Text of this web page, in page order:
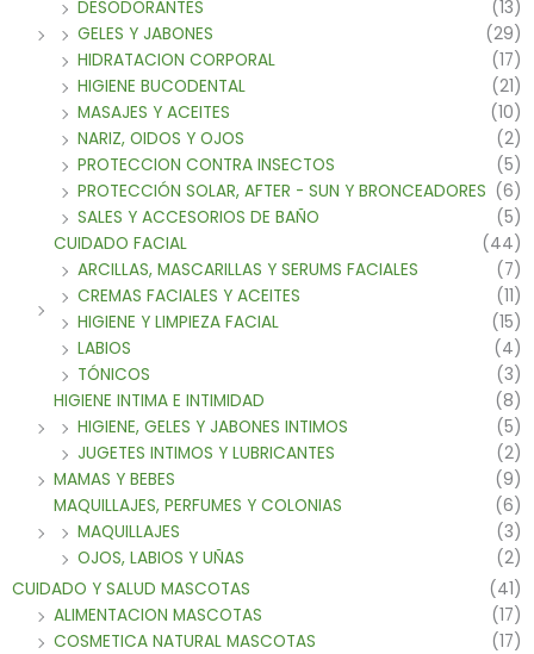
DESODORANTES
(13)
GELES Y JABONES
(29)
HIDRATACION CORPORAL
(17)
HIGIENE BUCODENTAL
(21)
MASAJES Y ACEITES
(10)
NARIZ, OIDOS Y OJOS
(2)
PROTECCION CONTRA INSECTOS
(5)
PROTECCIÓN SOLAR, AFTER - SUN Y BRONCEADORES (6)
SALES Y ACCESORIOS DE BAÑO
(5)
CUIDADO FACIAL
(44)
ARCILLAS, MASCARILLAS Y SERUMS FACIALES
(7)
CREMAS FACIALES Y ACEITES
(11)
HIGIENE Y LIMPIEZA FACIAL
(15)
LABIOS
(4)
TÓNICOS
(3)
HIGIENE INTIMA E INTIMIDAD
(8)
HIGIENE, GELES Y JABONES INTIMOS
(5)
JUGETES INTIMOS Y LUBRICANTES
(2)
MAMAS Y BEBES
(9)
MAQUILLAJES, PERFUMES Y COLONIAS
(6)
MAQUILLAJES
(3)
OJOS, LABIOS Y UÑAS
(2)
CUIDADO Y SALUD MASCOTAS
(41)
ALIMENTACION MASCOTAS
(17)
COSMETICA NATURAL MASCOTAS
(17)